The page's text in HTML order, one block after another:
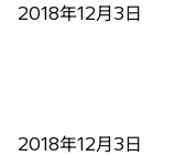
2018年12月3日
2018年12月3日